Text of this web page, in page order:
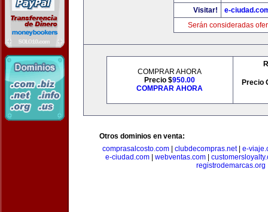
Visitar!
e-
Serán consideradas
COMPRAR AHORA
Precio $950.00
COMPRAR AHORA
Precio
Otros dominios en venta:
comprasalcosto.com
clubdecompras.net| e-
e-ciudad.com| webventas.com|
registrodemarcas.org